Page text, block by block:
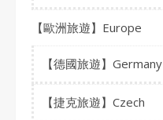
【歐洲旅遊】Europe
【德國旅遊】Germany
【捷克旅遊】Czech